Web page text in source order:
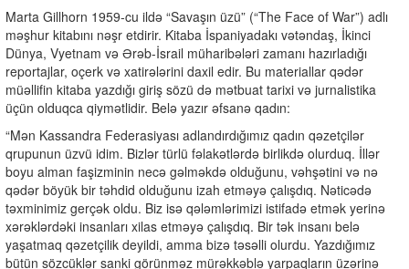
Marta Gillhorn 1959-cu ildə “Savaşın üzü” (“The Face of War”) adlı
məşhur kitabını nəşr etdirir. Kitaba İspaniyadakı vətəndaş, İkinci
Dünya, Vyetnam və Ərəb-İsrail müharibələri zamanı hazırladığı
reportajlar, oçerk və xatirələrini daxil edir. Bu materiallar qədər
müəllifin kitaba yazdığı giriş sözü də mətbuat tarixi və jurnalistika
üçün olduqca qiymətlidir. Belə yazır əfsanə qadın:
“Mən Kassandra Federasiyası adlandırdığımız qadın qəzetçilər
qrupunun üzvü idim. Bizlər türlü fəlakətlərdə birlikdə olurduq. İllər
boyu alman faşizminin necə gəlməkdə olduğunu, vəhşətini və nə
qədər böyük bir təhdid olduğunu izah etməyə çalışdıq. Nəticədə
təxminimiz gerçək oldu. Biz isə qələmlərimizi istifadə etmək yerinə
xərəklərdəki insanları xilas etməyə çalışdıq. Bir tək insanı belə
yaşatmaq qəzetçilik deyildi, amma bizə təsəlli olurdu. Yazdığımız
bütün sözcüklər sanki görünməz mürəkkəblə yarpaqların üzərinə